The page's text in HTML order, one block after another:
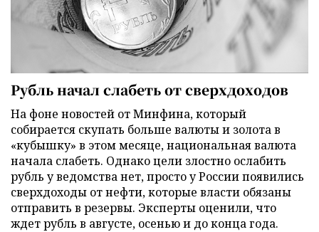
Рубль начал слабеть от сверхдоходов
На фоне новостей от Минфина, который
собирается скупать больше валюты и золота в
«кубышку» в этом месяце, национальная валюта
начала слабеть. Однако цели злостно ослабить
рубль у ведомства нет, просто у России появились
сверхдоходы от нефти, которые власти обязаны
отправить в резервы. Эксперты оценили, что
ждет рубль в августе, осенью и до конца года.